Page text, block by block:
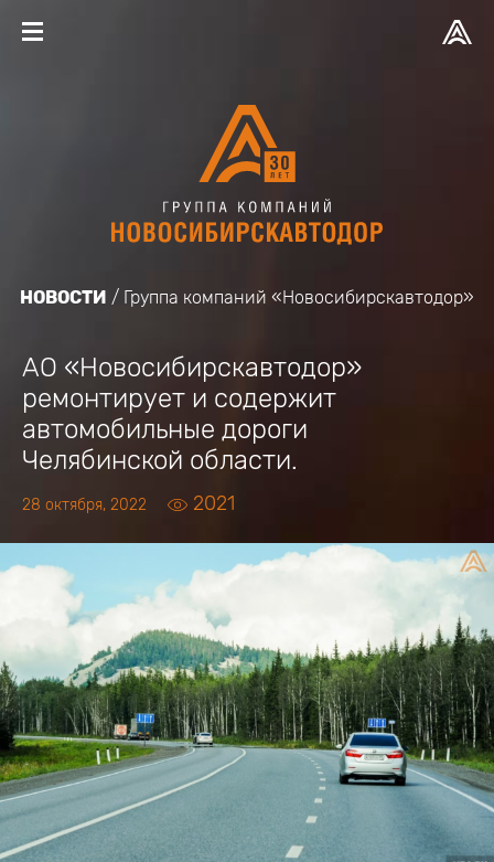
НОВОСТИ Группа компаний «Новосибирскавтодор»
АО «Новосибирскавтодор»
ремонтирует и содержит
автомобильные дороги
Челябинской области.
28 октября, 2022 2021